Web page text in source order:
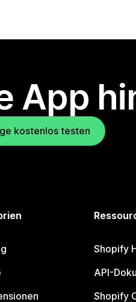
App
kostenlos testen
Shopify
API-
Shopify